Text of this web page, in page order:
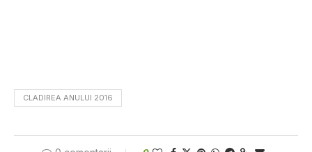
CLADIREA ANULUI 2016